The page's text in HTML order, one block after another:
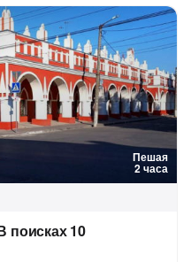
Пешая
2 часа
поисках 10